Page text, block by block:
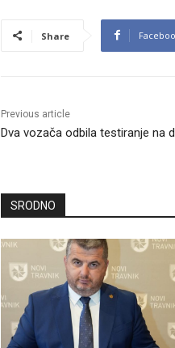
Share
Previous article
Dva vozača odbila testiranje na
SRODNO